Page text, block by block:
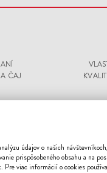
ČAJ
70 €
údajov o našich
prispôsobeného obsahu a na
Pre viac informácií o cookies